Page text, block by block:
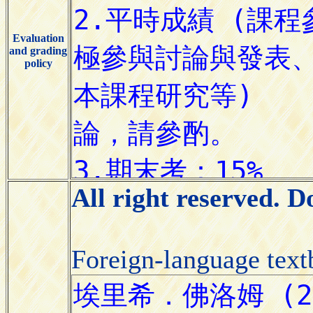
Evaluation
and grading
policy
All right reserved.
Foreign-language